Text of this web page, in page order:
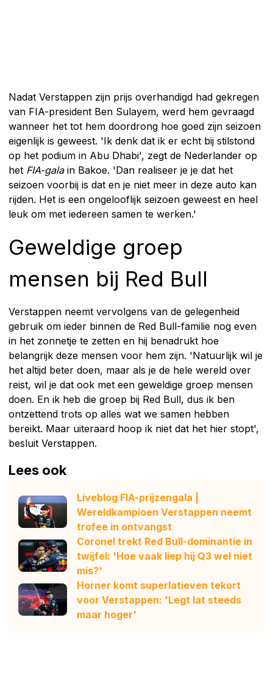
Nadat Verstappen zijn prijs overhandigd had gekregen
van FIA-president Ben Sulayem, werd hem gevraagd
wanneer het tot hem doordrong hoe goed zijn seizoen
eigenlijk is geweest. 'Ik denk dat ik er echt bij stilstond
op het podium in Abu Dhabi', zegt de Nederlander op
het FIA-galain Bakoe. 'Dan realiseer je je dat het
seizoen voorbij is dat en je niet meer in deze auto kan
rijden. Het is een ongelooflijk seizoen geweest en heel
leuk om met iedereen samen te werken.'
Geweldige groep
mensen bij Red Bull
Verstappen neemt vervolgens van de gelegenheid
gebruik om ieder binnen de Red Bull-familie nog even
in het zonnetje te zetten en hij benadrukt hoe
belangrijk deze mensen voor hem zijn. 'Natuurlijk wil je
het altijd beter doen, maar als je de hele wereld over
reist, wil je dat ook met een geweldige groep mensen
doen. En ik heb die groep bij Red Bull, dus ik ben
ontzettend trots op alles wat we samen hebben
bereikt. Maar uiteraard hoop ik niet dat het hier stopt',
besluit Verstappen.
Lees ook
Liveblog FIA-prijzengala |
Wereldkampioen Verstappen neemt
trofee in ontvangst
Coronel trekt Red Bull-dominantie in
twijfel: 'Hoe vaak liep hij Q3 wel niet
mis?'
Horner komt superlatieven tekort
voor Verstappen: 'Legt lat steeds
maar hoger'